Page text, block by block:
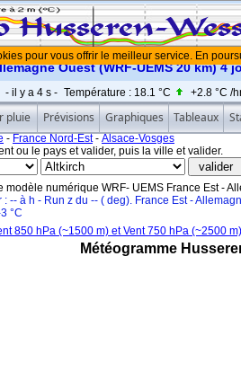
Ouest (WRF-UEMS 20 km)
- il y a4 s - Température : 18.1 °C +2.8 °C /
pluie Prévisions Graphiques Tableaux
- France Nord-Est- Alsace-Vosges
ou le pays et valider, puis la ville et valider.
modèle numérique WRF- UEMS France Est -
-- à h - Run z du -- ( deg). France Est -
°C
850 hPa (~1500 m) et Vent 750 hPa (~2500 m)
Météogramme
pour vous offrir le meilleur service. En